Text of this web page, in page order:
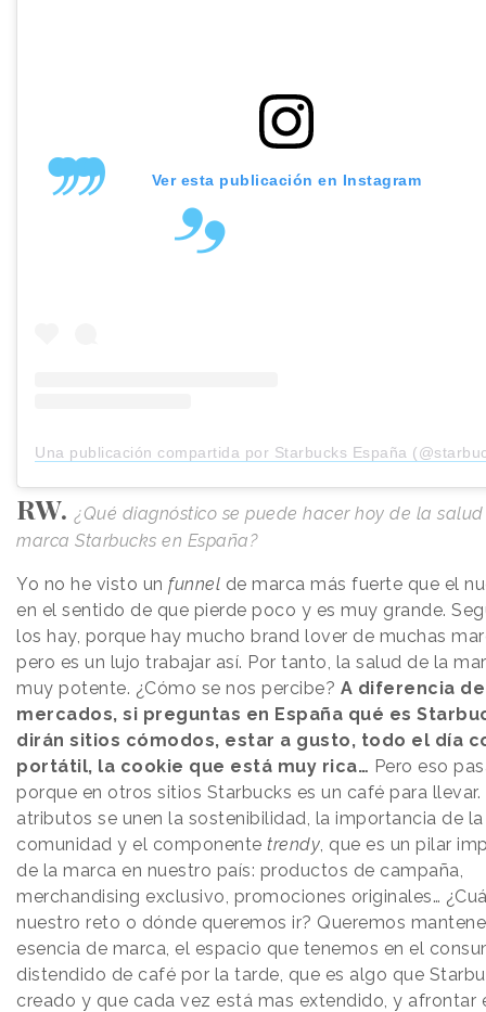
Ver esta publicación en Instagram
Una publicación compartida por Starbucks España
RW. ¿Qué diagnóstico se puede hacer hoy de la
marca Starbucks en España?
Yo no he visto un funnel de marca más fuerte que el
en el sentido de que pierde poco y es muy grande.
los hay, porque hay mucho brand lover de muchas
pero es un lujo trabajar así. Por tanto, la salud de la
muy potente. ¿Cómo se nos percibe? A diferencia
mercados, si preguntas en España qué es
dirán sitios cómodos, estar a gusto, todo el día
portátil, la cookie que está muy rica… Pero eso
porque en otros sitios Starbucks es un café para llevar.
atributos se unen la sostenibilidad, la importancia de la
comunidad y el componente trendy , que es un pilar
de la marca en nuestro país: productos de campaña,
merchandising exclusivo, promociones originales…
nuestro reto o dónde queremos ir? Queremos
esencia de marca, el espacio que tenemos en el
distendido de café por la tarde, que es algo que
creado y que cada vez está mas extendido, y afrontar